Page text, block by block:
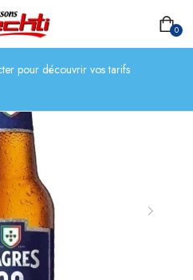
0
pour découvrir vos tarifs